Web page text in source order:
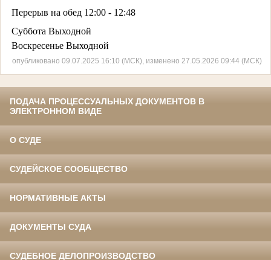
Перерыв на обед 12:00 - 12:48
Суббота Выходной
Воскресенье Выходной
опубликовано 09.07.2025 16:10 (МСК), изменено 27.05.2026 09:44 (МСК)
ПОДАЧА ПРОЦЕССУАЛЬНЫХ ДОКУМЕНТОВ В
ЭЛЕКТРОННОМ ВИДЕ
О СУДЕ
СУДЕЙСКОЕ СООБЩЕСТВО
НОРМАТИВНЫЕ АКТЫ
ДОКУМЕНТЫ СУДА
СУДЕБНОЕ ДЕЛОПРОИЗВОДСТВО